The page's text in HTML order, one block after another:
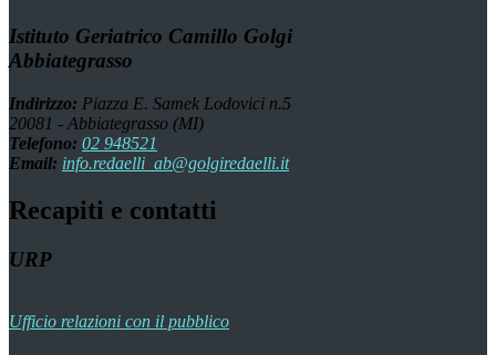
Istituto Geriatrico Camillo Golgi
Abbiategrasso
Indirizzo: Piazza E. Samek Lodovici n.5
20081 - Abbiategrasso (MI)
Telefono: 02 948521
Email: info.redaelli_ab@golgiredaelli.it
Recapiti e contatti
URP
Ufficio relazioni con il pubblico